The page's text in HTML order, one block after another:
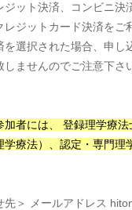
ジット決済、コンビニ決
ジットカード決済をご
選択された場合、申し
しませんのでご注意下さ
加者には、 登録理学療
学療法）、認定・専門
先＞ メールアドレス